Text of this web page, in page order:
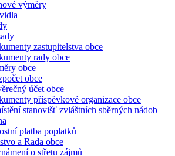
výměry
zastupitelstva obce
rady obce
obce
obce
účet obce
příspěvkové organizace obce
stanovišť zvláštních sběrných nádob
platba poplatků
a Rada obce
o střetu zájmů